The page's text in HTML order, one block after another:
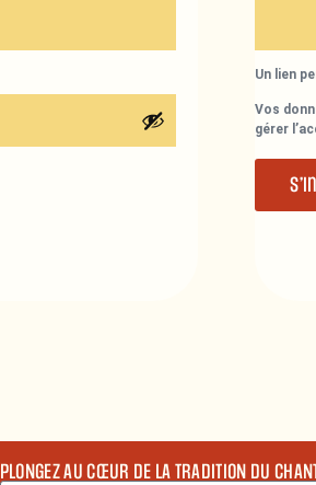
Un lien
Vos
gérer
PLONGEZ AU CŒUR DE LA TRADITION DU